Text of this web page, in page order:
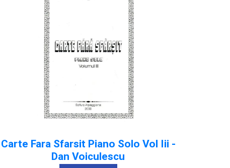
Carte Fara Sfarsit Piano Solo Vol Iii -
Dan Voiculescu